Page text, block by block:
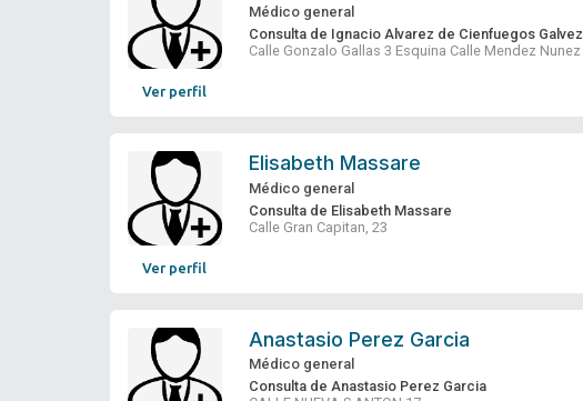
Ver perfil
Médico general
Consulta de Ignacio Alvarez de Cienfuegos Galvez
Calle Gonzalo Gallas 3 Esquina Calle Mendez Nunez
Ver perfil
Elisabeth Massare
Médico general
Consulta de Elisabeth Massare
Calle Gran Capitan, 23
Anastasio Perez Garcia
Médico general
Consulta de Anastasio Perez Garcia